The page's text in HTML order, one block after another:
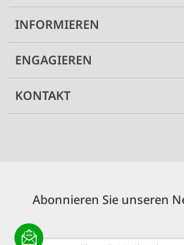
INFORMIEREN
ENGAGIEREN
KONTAKT
Abonnieren Sie unseren